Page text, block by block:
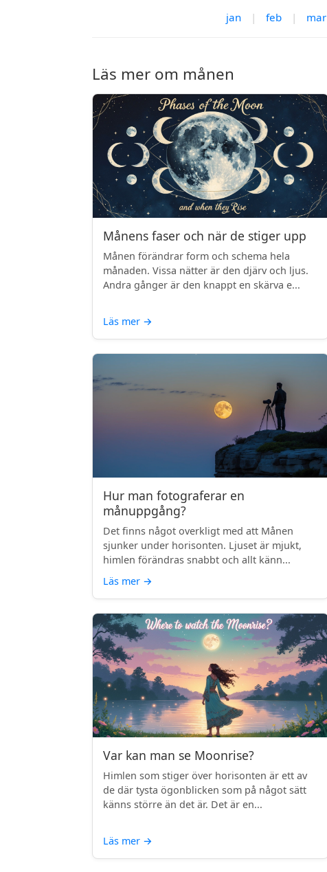
jan | feb | mar
Läs mer om månen
Månens faser och när de stiger upp
Månen förändrar form och schema hela
månaden. Vissa nätter är den djärv och ljus.
Andra gånger är den knappt en skärva e...
Läs mer →
Hur man fotograferar en
månuppgång?
Det finns något overkligt med att Månen
sjunker under horisonten. Ljuset är mjukt,
himlen förändras snabbt och allt känn...
Läs mer →
Var kan man se Moonrise?
Himlen som stiger över horisonten är ett av
de där tysta ögonblicken som på något sätt
känns större än det är. Det är en...
Läs mer →